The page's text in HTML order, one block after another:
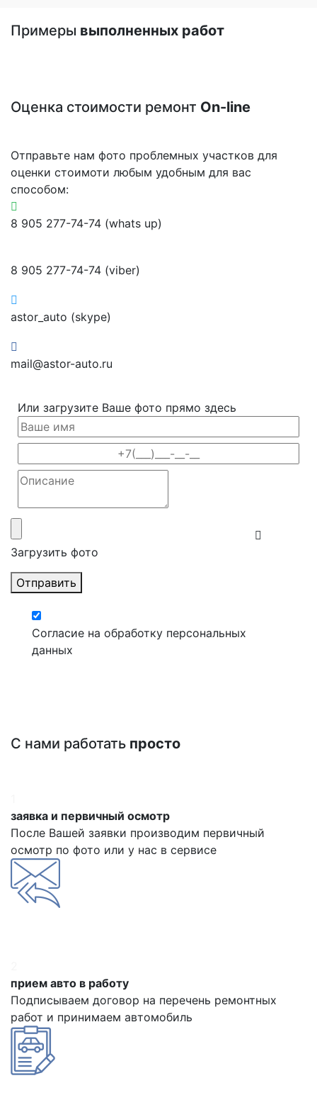
Примеры выполненных работ
Оценка стоимости ремонт On-line
Отправьте нам фото проблемных участков для
оценки стоимоти любым удобным для вас
способом:
8 905 277-74-74 (whats up)
8 905 277-74-74 (viber)
astor_auto (skype)
mail@astor-auto.ru
Или загрузите Ваше фото прямо здесь
Загрузить фото
Отправить
Согласие на обработку персональных
данных
С нами работать просто
заявка и первичный осмотр
После Вашей заявки производим первичный
осмотр по фото или у нас в сервисе
прием авто в работу
Подписываем договор на перечень ремонтных
работ и принимаем автомобиль